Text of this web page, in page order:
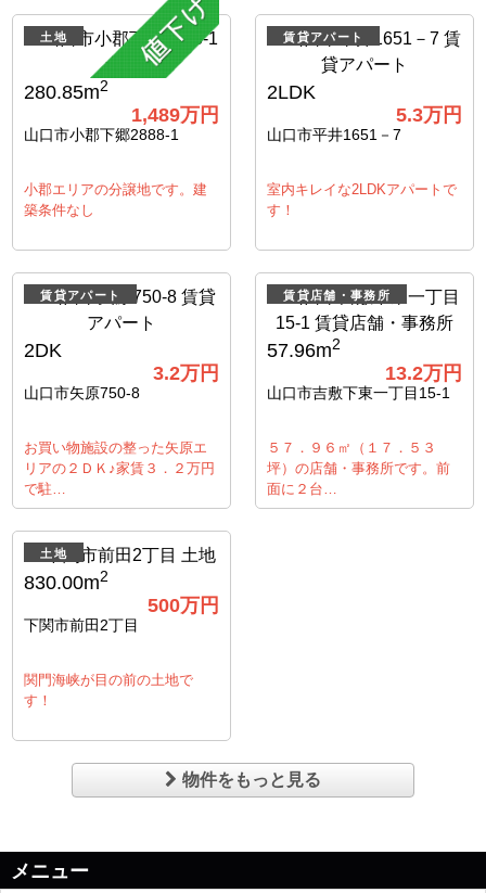
土地
280.85m2
1,489万円
山口市小郡下郷2888-1
小郡エリアの分譲地です。建
築条件なし
賃貸アパート
2LDK
5.3万円
山口市平井1651－7
室内キレイな2LDKアパートで
す！
賃貸アパート
2DK
3.2万円
山口市矢原750-8
お買い物施設の整った矢原エ
リアの２ＤＫ♪家賃３．２万円
で駐…
賃貸店舗・事務所
57.96m2
13.2万円
山口市吉敷下東一丁目15-1
５７．９６㎡（１７．５３
坪）の店舗・事務所です。前
面に２台…
土地
830.00m2
500万円
下関市前田2丁目
関門海峡が目の前の土地で
す！
物件をもっと見る
メニュー